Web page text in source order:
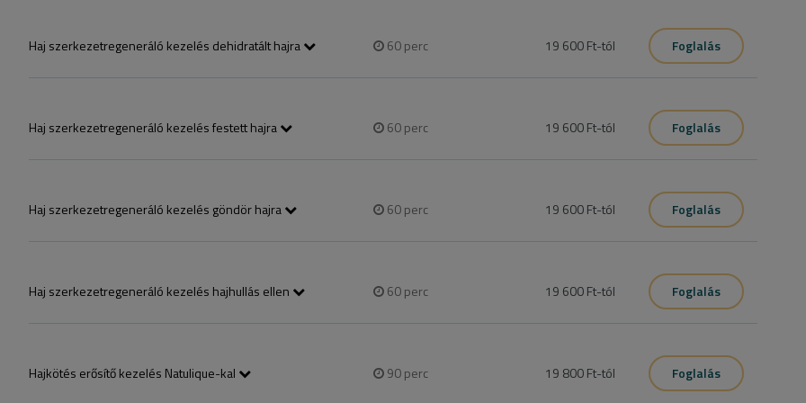
Haj szerkezetregeneráló kezelés dehidratált hajra
60perc 19 600 Ft-tól
Foglalás
Haj szerkezetregeneráló kezelés festett hajra
60perc 19 600 Ft-tól
Foglalás
Haj szerkezetregeneráló kezelés göndör hajra
60perc 19 600 Ft-tól
Foglalás
Haj szerkezetregeneráló kezelés hajhullás ellen
60perc 19 600 Ft-tól
Foglalás
Hajkötés erősítő kezelés Natulique-kal
90perc 19 800 Ft-tól
Foglalás